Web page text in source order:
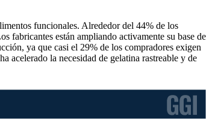
funcionales. Alrededor del 44% de los
fabricantes están ampliando activamente su base de
ya que casi el 29% de los compradores exigen
acelerado la necesidad de gelatina rastreable y de